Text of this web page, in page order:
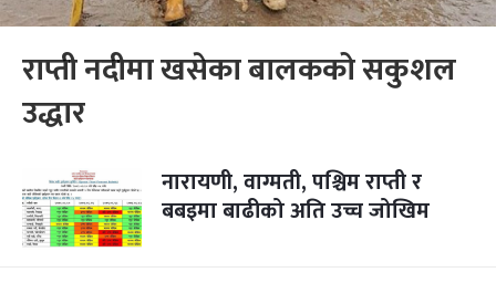
राप्ती नदीमा खसेका बालकको सकुशल
उद्धार
नारायणी, वाग्मती, पश्चिम राप्ती र
बबइमा बाढीको अति उच्च जोखिम